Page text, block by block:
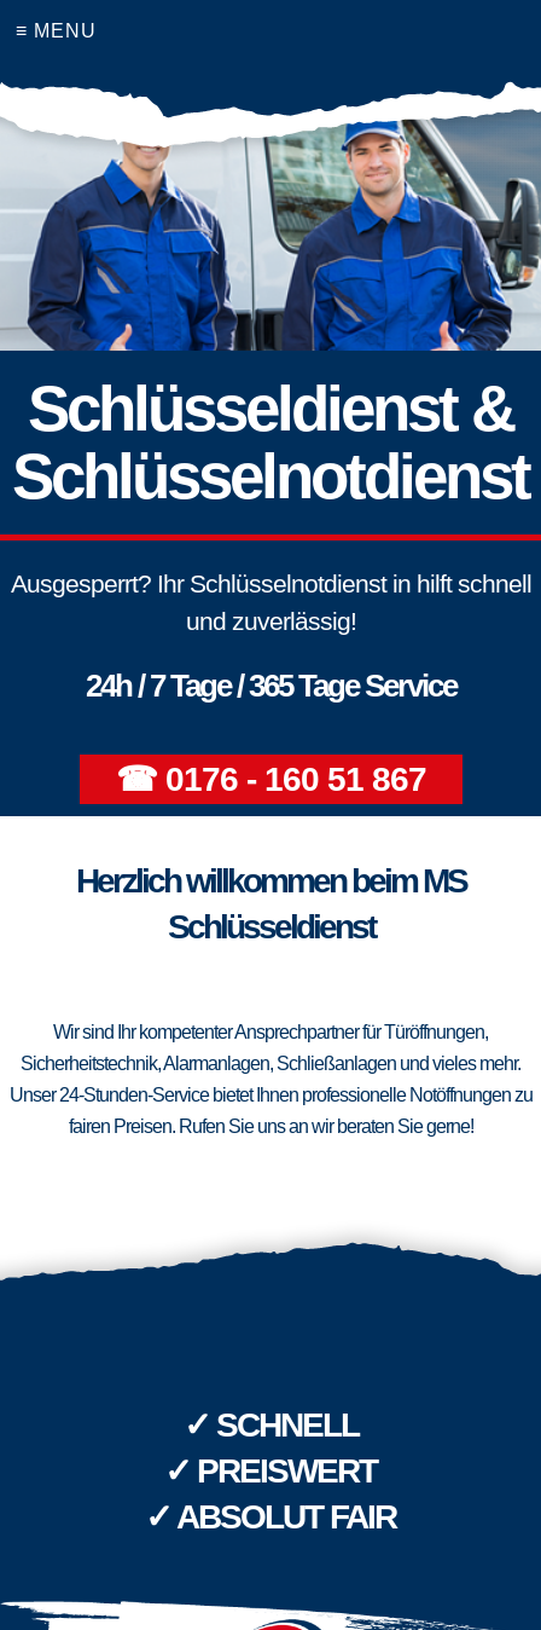
≡ MENU
Schlüsseldienst &
Schlüsselnotdienst
Ausgesperrt? Ihr Schlüsselnotdienst in hilft schnell
und zuverlässig!
24h / 7 Tage / 365 Tage Service
☎ 0176 - 160 51 867
Herzlich willkommen beim MS
Schlüsseldienst
Wir sind Ihr kompetenter Ansprechpartner für Türöffnungen,
Sicherheitstechnik, Alarmanlagen, Schließanlagen und vieles mehr.
Unser 24-Stunden-Service bietet Ihnen professionelle Notöffnungen zu
fairen Preisen. Rufen Sie uns an wir beraten Sie gerne!
✓ SCHNELL
✓ PREISWERT
✓ ABSOLUT FAIR